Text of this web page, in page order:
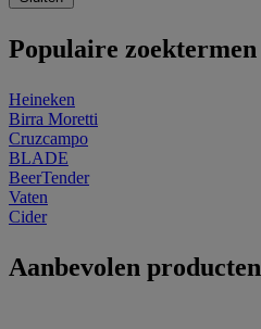
Populaire zoektermen
Heineken
Birra Moretti
Cruzcampo
BLADE
BeerTender
Vaten
Cider
Aanbevolen producten